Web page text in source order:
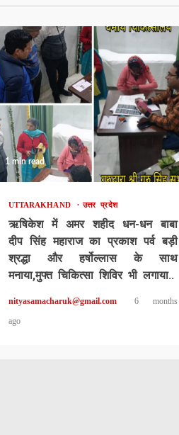
1 min read
UTTARAKHAND उत्तर प्रदेश
ऋषिकेश में अमर शहीद धन-धन बाबा
दीप सिंह महाराज का प्रकाश पर्व बड़ी
श्रद्धा और हर्षोल्लास के साथ
मनाया,मुफ्त चिकित्सा शिविर भी लगाया..
nityasamacharuk@gmail.com
6 months
ago